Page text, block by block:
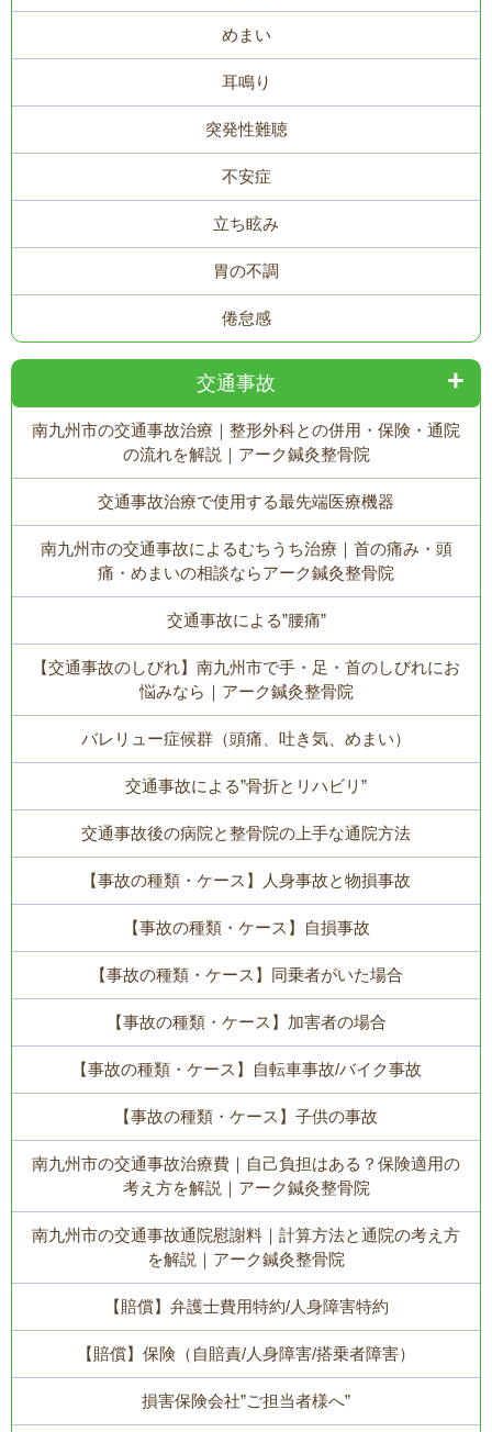
めまい
耳鳴り
突発性難聴
不安症
立ち眩み
胃の不調
倦怠感
交通事故
南九州市の交通事故治療｜整形外科との併用・保険・通院
の流れを解説｜アーク鍼灸整骨院
交通事故治療で使用する最先端医療機器
南九州市の交通事故によるむちうち治療｜首の痛み・頭
痛・めまいの相談ならアーク鍼灸整骨院
交通事故による”腰痛”
【交通事故のしびれ】南九州市で手・足・首のしびれにお
悩みなら｜アーク鍼灸整骨院
バレリュー症候群（頭痛、吐き気、めまい）
交通事故による”骨折とリハビリ”
交通事故後の病院と整骨院の上手な通院方法
【事故の種類・ケース】人身事故と物損事故
【事故の種類・ケース】自損事故
【事故の種類・ケース】同乗者がいた場合
【事故の種類・ケース】加害者の場合
【事故の種類・ケース】自転車事故/バイク事故
【事故の種類・ケース】子供の事故
南九州市の交通事故治療費｜自己負担はある？保険適用の
考え方を解説｜アーク鍼灸整骨院
南九州市の交通事故通院慰謝料｜計算方法と通院の考え方
を解説｜アーク鍼灸整骨院
【賠償】弁護士費用特約/人身障害特約
【賠償】保険（自賠責/人身障害/搭乗者障害）
損害保険会社”ご担当者様へ”